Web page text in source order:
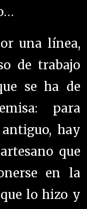
hay
que
en la
lo hizo y
descuidan
pero a la
muebles
materiales